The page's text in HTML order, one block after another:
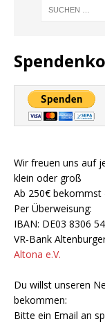
Wir freuen uns auf
klein oder groß
Ab 250€ bekommst
Per Überweisung:
IBAN: DE03 8306
VR-Bank
Altona e.V.
Du willst unseren
bekommen:
Bitte ein Email an